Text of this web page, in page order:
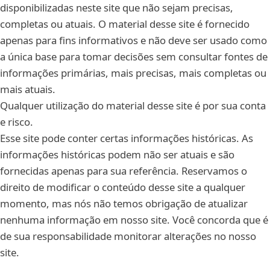
disponibilizadas neste site que não sejam precisas,
completas ou atuais. O material desse site é fornecido
apenas para fins informativos e não deve ser usado como
a única base para tomar decisões sem consultar fontes de
informações primárias, mais precisas, mais completas ou
mais atuais.
Qualquer utilização do material desse site é por sua conta
e risco.
Esse site pode conter certas informações históricas. As
informações históricas podem não ser atuais e são
fornecidas apenas para sua referência. Reservamos o
direito de modificar o conteúdo desse site a qualquer
momento, mas nós não temos obrigação de atualizar
nenhuma informação em nosso site. Você concorda que é
de sua responsabilidade monitorar alterações no nosso
site.